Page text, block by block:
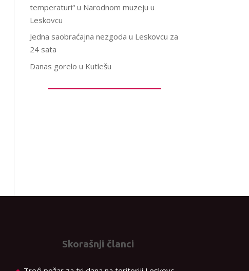
temperaturi“ u Narodnom muzeju u
Leskovcu
Jedna saobraćajna nezgoda u Leskovcu za
24 sata
Danas gorelo u Kutlešu
Skorašnji članci